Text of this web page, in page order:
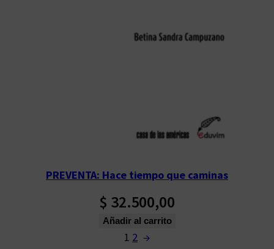
PREVENTA: Hace tiempo que caminas
$ 32.500,00
Añadir al carrito
1 2 →